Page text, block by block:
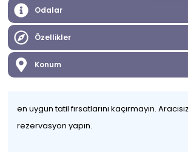
Odalar
Özellikler
Konum
en uygun tatil fırsatlarını kaçırmayın.
rezervasyon yapın.